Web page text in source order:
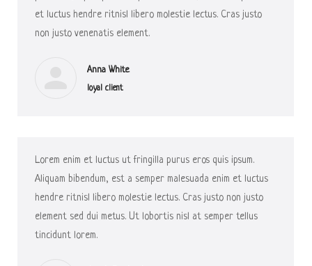
et luctus hendre ritnisl libero molestie lectus. Cras justo
non justo venenatis element.
Anna White
loyal client
Lorem enim et luctus ut fringilla purus eros quis ipsum.
Aliquam bibendum, est a semper malesuada enim et luctus
hendre ritnisl libero molestie lectus. Cras justo non justo
element sed dui metus. Ut lobortis nisl at semper tellus
tincidunt lorem.